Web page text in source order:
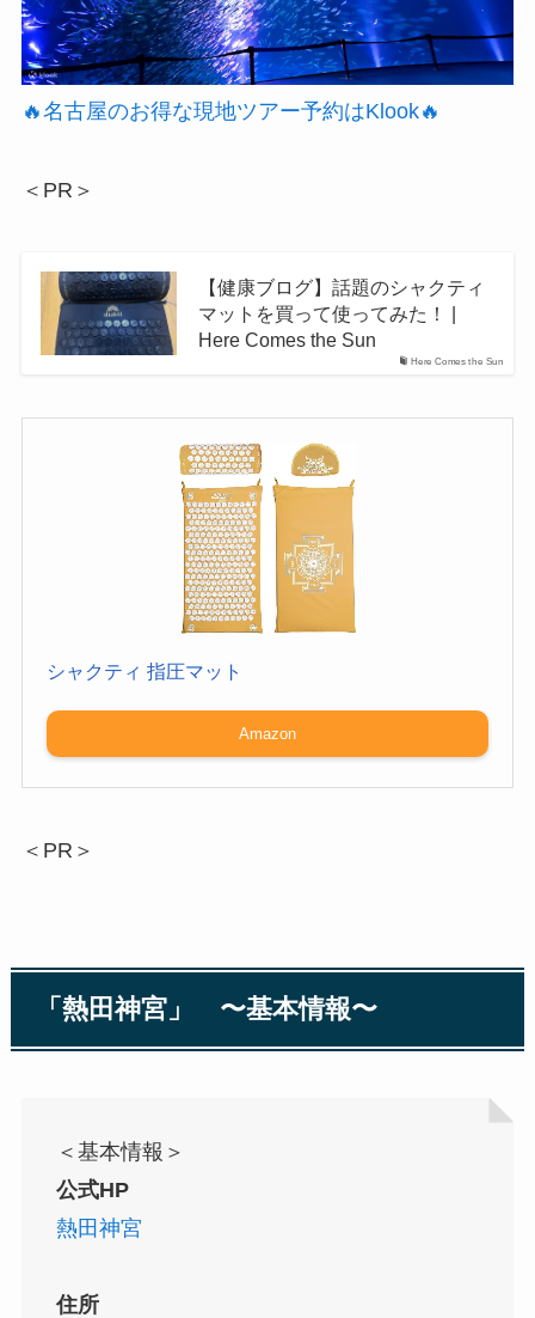
🔥名古屋のお得な現地ツアー予約はKlook🔥
＜PR＞
Here Comes the Sun
【健康ブログ】話題のシャクティ
マットを買って使ってみた！ |
Here Comes the Sun
シャクティ 指圧マット
Amazon
＜PR＞
「熱田神宮」 〜基本情報〜
＜基本情報＞
公式HP
熱田神宮
住所